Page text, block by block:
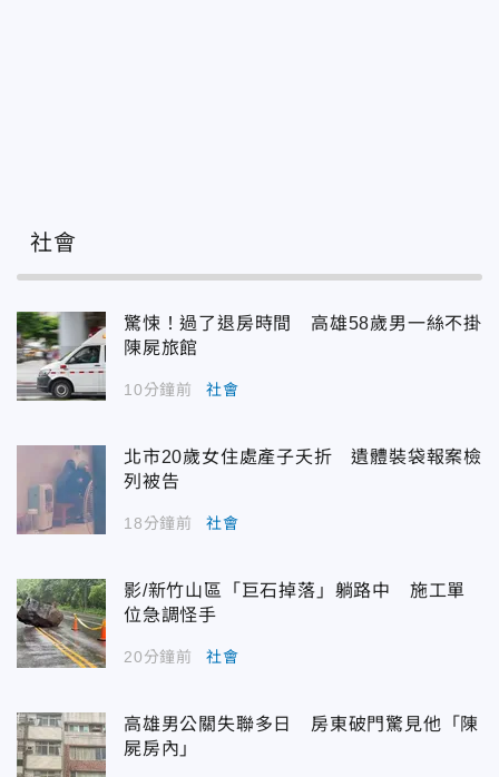
社會
驚悚！過了退房時間 高雄58歲男一絲不掛
陳屍旅館
10分鐘前 社會
北市20歲女住處產子夭折 遺體裝袋報案檢
列被告
18分鐘前 社會
影/新竹山區「巨石掉落」躺路中 施工單
位急調怪手
20分鐘前 社會
高雄男公關失聯多日 房東破門驚見他「陳
屍房內」